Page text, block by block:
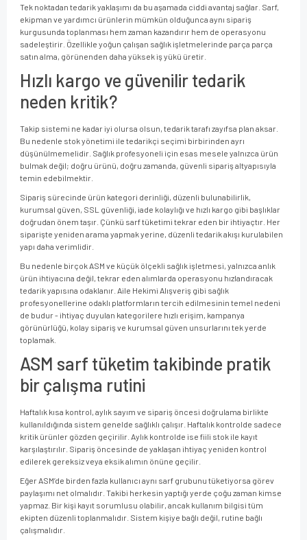
Tek noktadan tedarik yaklaşımı da bu aşamada ciddi avantaj sağlar. Sarf,
ekipman ve yardımcı ürünlerin mümkün olduğunca aynı sipariş
kurgusunda toplanması hem zaman kazandırır hem de operasyonu
sadeleştirir. Özellikle yoğun çalışan sağlık işletmelerinde parça parça
satın alma, görünenden daha yüksek iş yükü üretir.
Hızlı kargo ve güvenilir tedarik
neden kritik?
Takip sistemi ne kadar iyi olursa olsun, tedarik tarafı zayıfsa plan aksar.
Bu nedenle stok yönetimi ile tedarikçi seçimi birbirinden ayrı
düşünülmemelidir. Sağlık profesyoneli için esas mesele yalnızca ürün
bulmak değil; doğru ürünü, doğru zamanda, güvenli sipariş altyapısıyla
temin edebilmektir.
Sipariş sürecinde ürün kategori derinliği, düzenli bulunabilirlik,
kurumsal güven, SSL güvenliği, iade kolaylığı ve hızlı kargo gibi başlıklar
doğrudan önem taşır. Çünkü sarf tüketimi tekrar eden bir ihtiyaçtır. Her
siparişte yeniden arama yapmak yerine, düzenli tedarik akışı kurulabilen
yapı daha verimlidir.
Bu nedenle birçok ASM ve küçük ölçekli sağlık işletmesi, yalnızca anlık
ürün ihtiyacına değil, tekrar eden alımlarda operasyonu hızlandıracak
tedarik yapısına odaklanır. Aile Hekimi Alışveriş gibi sağlık
profesyonellerine odaklı platformların tercih edilmesinin temel nedeni
de budur - ihtiyaç duyulan kategorilere hızlı erişim, kampanya
görünürlüğü, kolay sipariş ve kurumsal güven unsurlarını tek yerde
toplamak.
ASM sarf tüketim takibinde pratik
bir çalışma rutini
Haftalık kısa kontrol, aylık sayım ve sipariş öncesi doğrulama birlikte
kullanıldığında sistem genelde sağlıklı çalışır. Haftalık kontrolde sadece
kritik ürünler gözden geçirilir. Aylık kontrolde ise fiili stok ile kayıt
karşılaştırılır. Sipariş öncesinde de yaklaşan ihtiyaç yeniden kontrol
edilerek gereksiz veya eksik alımın önüne geçilir.
Eğer ASM’de birden fazla kullanıcı aynı sarf grubunu tüketiyorsa görev
paylaşımı net olmalıdır. Takibi herkesin yaptığı yerde çoğu zaman kimse
yapmaz. Bir kişi kayıt sorumlusu olabilir, ancak kullanım bilgisi tüm
ekipten düzenli toplanmalıdır. Sistem kişiye bağlı değil, rutine bağlı
çalışmalıdır.